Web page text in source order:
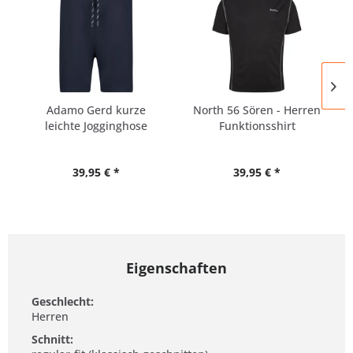
Adamo Gerd kurze
leichte Jogginghose
39,95 € *
North 56 Sören - Herren
Funktionsshirt
39,95 € *
Eigenschaften
Geschlecht:
Herren
Schnitt: